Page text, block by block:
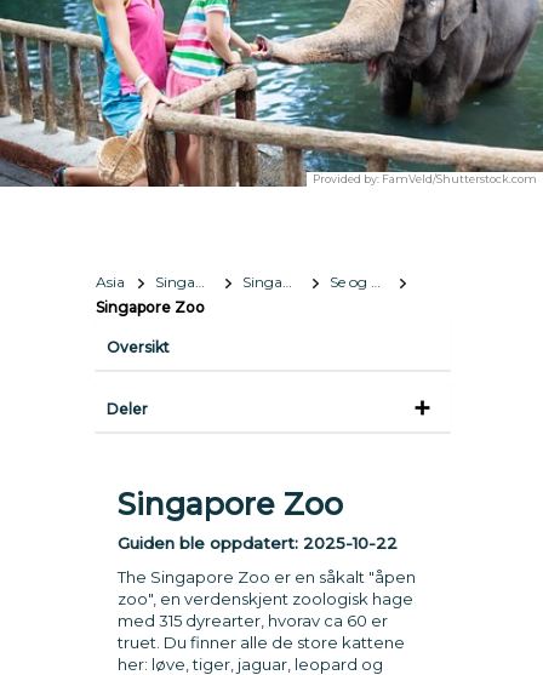
Provided by: FamVeld/Shutterstock.com
Asia Singapore Singapore
Se og gjøre
Singapore Zoo
Oversikt
Deler
Singapore Zoo
Guiden ble oppdatert: 2025-10-22
The Singapore Zoo er en såkalt "åpen
zoo", en verdenskjent zoologisk hage
med 315 dyrearter, hvorav ca 60 er
truet. Du finner alle de store kattene
her: løve, tiger, jaguar, leopard og